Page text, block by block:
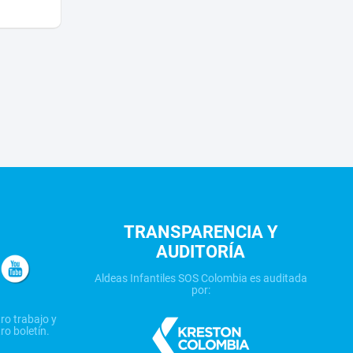
trabajo y
boletín.
TRANSPARENCIA Y
AUDITORÍA
Aldeas Infantiles SOS Colombia es auditada
por: